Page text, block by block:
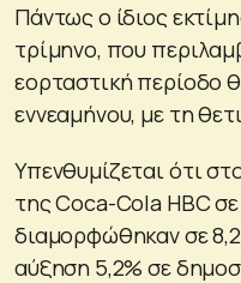
Πάντως ο ίδιος
τρίμηνο, που
εορταστική περίοδο
εννεαμήνου, με τη
Υπενθυμίζεται ότι
της Coca-Cola HBC
διαμορφώθηκαν σε
αύξηση 5,2% σε